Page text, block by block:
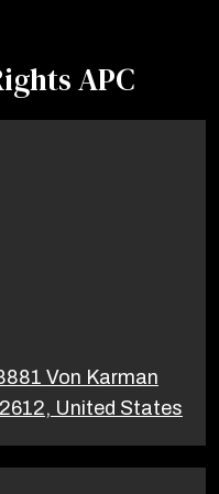
APC
Von Karman
United States